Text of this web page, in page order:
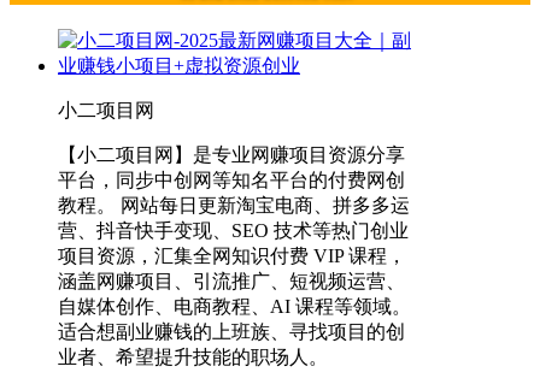
小二项目网
【小二项目网】是专业网赚项目资源分享
平台，同步中创网等知名平台的付费网创
教程。 网站每日更新淘宝电商、拼多多运
营、抖音快手变现、SEO 技术等热门创业
项目资源，汇集全网知识付费 VIP 课程，
涵盖网赚项目、引流推广、短视频运营、
自媒体创作、电商教程、AI 课程等领域。
适合想副业赚钱的上班族、寻找项目的创
业者、希望提升技能的职场人。